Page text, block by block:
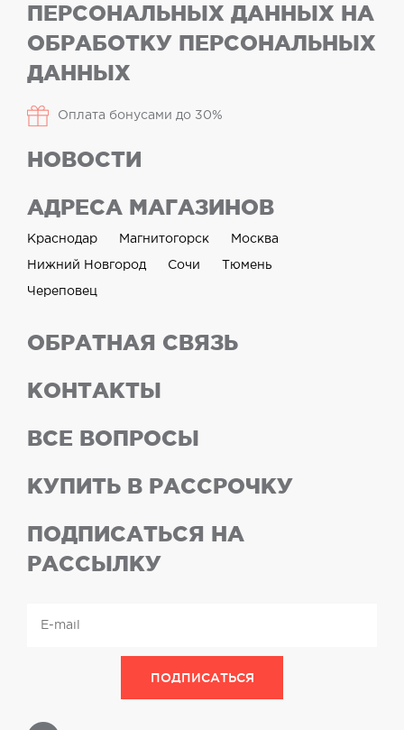
ПЕРСОНАЛЬНЫХ ДАННЫХ НА
ОБРАБОТКУ ПЕРСОНАЛЬНЫХ
ДАННЫХ
Оплата бонусами до 30%
НОВОСТИ
АДРЕСА МАГАЗИНОВ
Краснодар Магнитогорск Москва
Нижний Новгород Сочи Тюмень
Череповец
ОБРАТНАЯ СВЯЗЬ
КОНТАКТЫ
ВСЕ ВОПРОСЫ
КУПИТЬ В РАССРОЧКУ
ПОДПИСАТЬСЯ НА
РАССЫЛКУ